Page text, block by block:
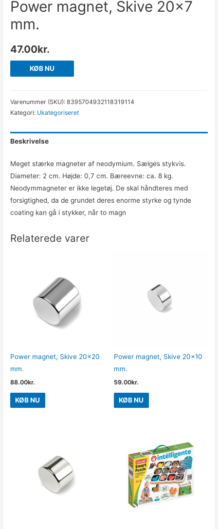
Power magnet, Skive 20×7
mm.
47.00kr.
KØB NU
Varenummer (SKU):8395704932118319114
Kategori: Ukategoriseret
Beskrivelse
Meget stærke magneter af neodymium. Sælges stykvis.
Diameter: 2 cm. Højde: 0,7 cm. Bæreevne: ca. 8 kg.
Neodymmagneter er ikke legetøj. De skal håndteres med
forsigtighed, da de grundet deres enorme styrke og tynde
coating kan gå i stykker, når to magn
Relaterede varer
Power magnet, Skive 20×20
mm.
88.00kr.
KØB NU
Power magnet, Skive 20×10
mm.
59.00kr.
KØB NU